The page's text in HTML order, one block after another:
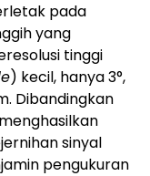
pada
yang
tinggi
) kecil, hanya 3°,
Dibandingkan
sinyal
pengukuran